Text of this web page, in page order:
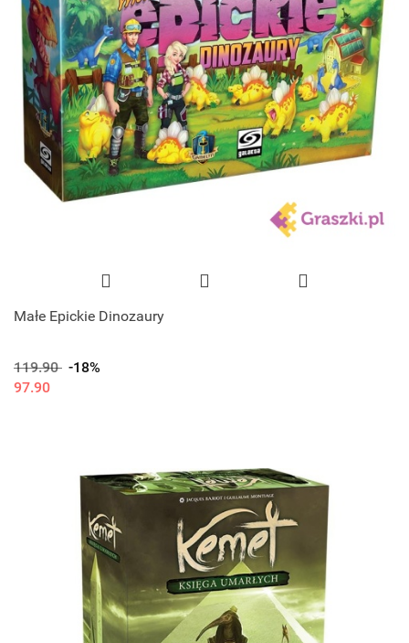
Małe Epickie Dinozaury
119.90 -18%
97.90